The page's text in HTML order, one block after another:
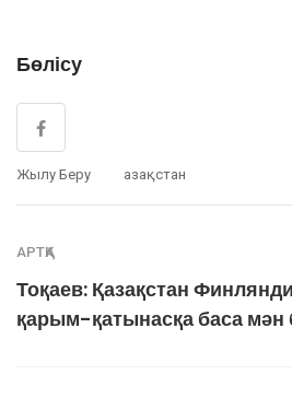
Бөлісу
Жылу Беру Қазақстан
АРТҚА
Тоқаев: Қазақстан
қарым-қатынасқа баса мән